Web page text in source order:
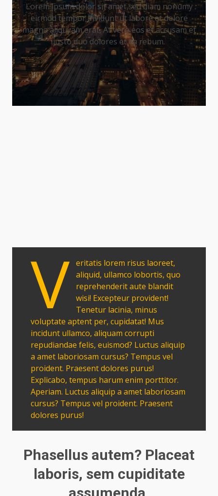
Lorem ipsum dolor sit amet,sed diam nonumy
eirmod tempor invidunt ut labore et dolore
magna aliquyam erat, At vero eos et accusam et
justo duo dolores et ea rebum.
V
eritatis lorem risus laoreet,
aliquid, ullamco lobortis, quo
reprehenderit aute blandit
wisi! Excepteur provident!
Tenetur lacinia, minus
voluptate aptent per, cupidatat! Mus
incidunt ullamco, aliquam corrupti
repudiandae felis, euismod? Luctus aliquip
a amet laboriosam cursus? Tempus vel
proident. Praesent dolores purus!
Explicabo, tempus harum enim porttitor.
Aperiam. Luctus aliquip a amet laboriosam
cursus? Tempus vel proident. Praesent
dolores purus!
Phasellus autem? Placeat
laboris, sem cupiditate